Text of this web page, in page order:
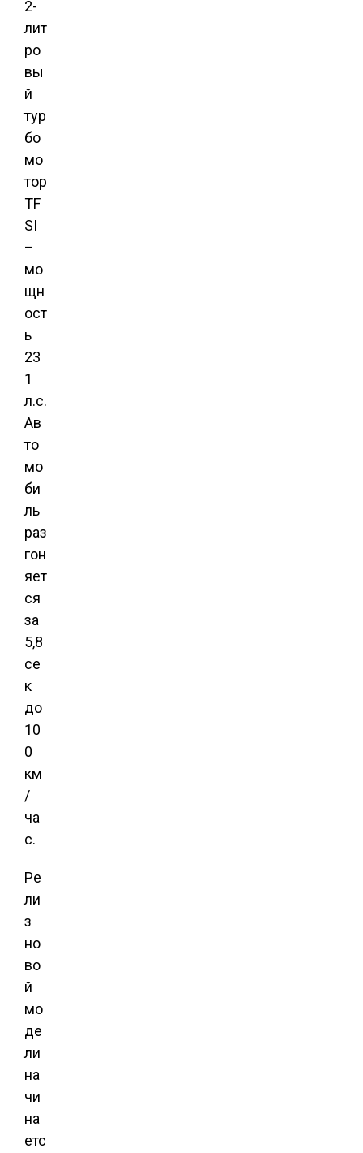
2-
лит
ро
вы
й
тур
бо
мо
тор
TF
SI
–
мо
щн
ост
ь
23
1
л.с.
Ав
то
мо
би
ль
раз
гон
яет
ся
за
5,8
се
к
до
10
0
км
/
ча
с.
Ре
ли
з
но
во
й
мо
де
ли
на
чи
на
етс